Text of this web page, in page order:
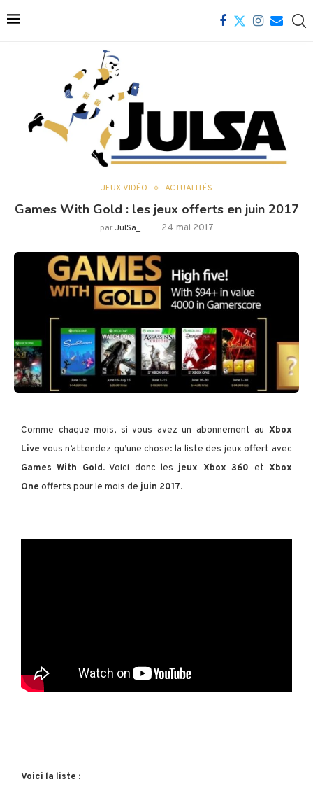
JEUX VIDÉO ACTUALITÉS
Games With Gold : les jeux offerts en juin 2017
parJulSa_ 24 mai 2017
Comme chaque mois, si vous avez un abonnement au Xbox
Live vous n’attendez qu’une chose: la liste des jeux offert avec
Games With Gold. Voici donc lesjeux Xbox 360 etXbox
One offerts pour le mois de juin 2017.
Voici la liste :